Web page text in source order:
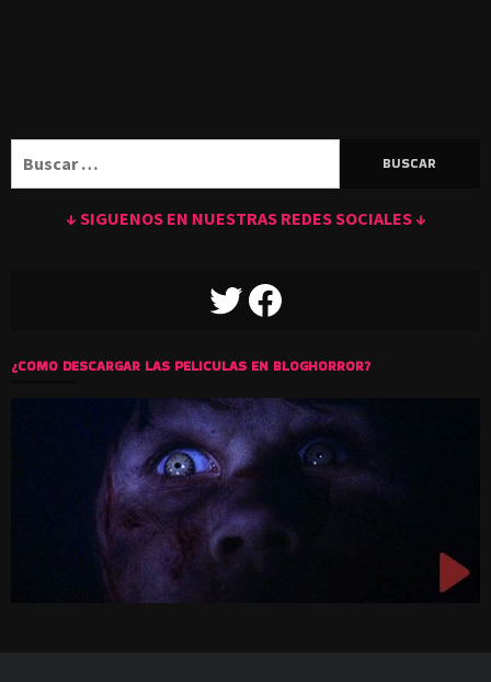
↓ SIGUENOS EN NUESTRAS REDES SOCIALES ↓
TWITTERFACEBOOK
¿COMO DESCARGAR LAS PELICULAS EN BLOGHORROR?